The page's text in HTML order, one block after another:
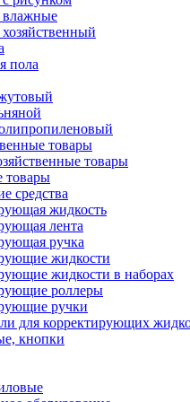
влажные
пола
товары
товары
товары
средства
жидкость
лента
ручка
жидкости
жидкости в наборах
роллеры
ручки
для корректирующих
кнопки